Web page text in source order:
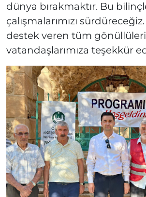
dünya bırakmaktır. Bu
çalışmalarımızı
destek veren tüm
vatandaşlarımıza teşekkür